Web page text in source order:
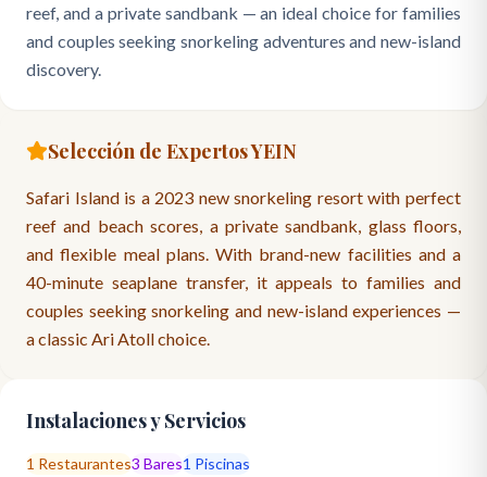
reef, and a private sandbank — an ideal choice for families
and couples seeking snorkeling adventures and new-island
discovery.
Selección de Expertos YEIN
Safari Island is a 2023 new snorkeling resort with perfect
reef and beach scores, a private sandbank, glass floors,
and flexible meal plans. With brand-new facilities and a
40-minute seaplane transfer, it appeals to families and
couples seeking snorkeling and new-island experiences —
a classic Ari Atoll choice.
Instalaciones y Servicios
1 Restaurantes3 Bares1 Piscinas